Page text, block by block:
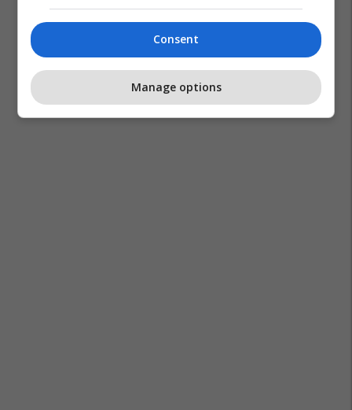
Consent
Manage options